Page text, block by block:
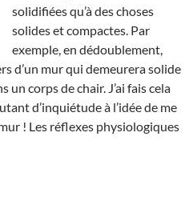
solidifiées qu’à des choses
solides et compactes. Par
exemple, en dédoublement,
d’un mur qui demeurera solide
corps de chair. J’ai fais cela
d’inquiétude à l’idée de me
! Les réflexes physiologiques